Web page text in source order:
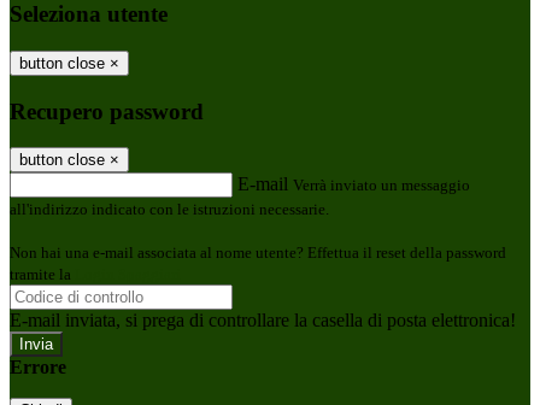
Seleziona utente
button close ×
Recupero password
button close ×
E-mail Verrà inviato un messaggio
all'indirizzo indicato con le istruzioni necessarie.
Non hai una e-mail associata al nome utente? Effettua il reset della password
tramite la
E-mail inviata, si prega di controllare la casella di posta elettronica!
Errore